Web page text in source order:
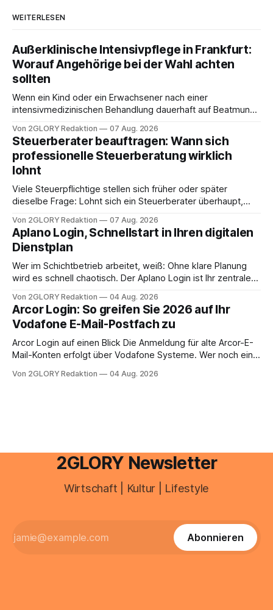
WEITERLESEN
Außerklinische Intensivpflege in Frankfurt:
Worauf Angehörige bei der Wahl achten
sollten
Wenn ein Kind oder ein Erwachsener nach einer
intensivmedizinischen Behandlung dauerhaft auf Beatmung
angewiesen ist, stellt sich für Familien eine schwierige
Frage: Muss die Versorgung dauerhaft in der Klinik bleiben –
oder ist ein Leben zu Hause möglich? Die außerklinische
Intensivpflege bietet genau diese Alternative: Sie
Von 2GLORY Redaktion 07 Aug. 2026
Steuerberater beauftragen: Wann sich
professionelle Steuerberatung wirklich
lohnt
Viele Steuerpflichtige stellen sich früher oder später
dieselbe Frage: Lohnt sich ein Steuerberater überhaupt,
erledigen? Die kurze Antwort: Bei einfachen
Einkommensverhältnissen reicht häufig eine Steuersoftware
aus – sobald jedoch mehrere Einkunftsarten
zusammentreffen oder größere finanzielle Veränderungen
anstehen, zahlt sich professionelle Unterstützung meist
Von 2GLORY Redaktion 07 Aug. 2026
Aplano Login, Schnellstart in Ihren digitalen
Dienstplan
Wer im Schichtbetrieb arbeitet, weiß: Ohne klare Planung
wird es schnell chaotisch. Der Aplano Login ist Ihr zentraler
abwesenheiten und die gesamte kommunikation rund um
Ihr personal digital zu organisieren. In diesem Leitfaden
erfahren Sie alles, was Sie für einen reibungslosen Einstieg
brauchen, von der Registrierung
Von 2GLORY Redaktion 04 Aug. 2026
Arcor Login: So greifen Sie 2026 auf Ihr
Vodafone E-Mail-Postfach zu
Arcor Login auf einen Blick Die Anmeldung für alte Arcor-E-
Mail-Konten erfolgt über Vodafone Systeme. Wer noch eine
besitzt, loggt sich heute über das Vodafone E-Mail & Cloud
Von 2GLORY Redaktion 04 Aug. 2026
2GLORY Newsletter
Wirtschaft | Kultur | Lifestyle
Abonnieren